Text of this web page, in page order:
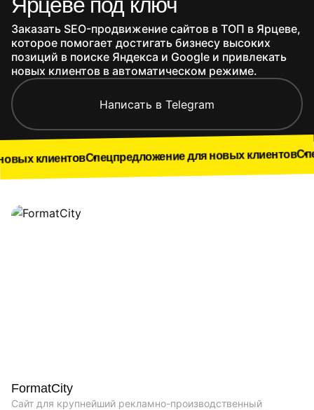
Заказать SEO-продвижение сайтов в ТОП в Ярцеве,
которое помогает достигать бизнесу высоких
позиций в поиске Яндекса и Google и привлекать
новых клиентов в автоматическом режиме.
Написать в Telegram
Спецпредложение для новых клиентов
Наши работы
FormatCity
Сайт для крупнейший рекламно-производственный